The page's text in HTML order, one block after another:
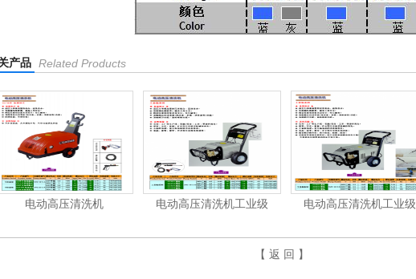
产品 Related Products
电动高压清洗机 电动高压清洗机工业级 电动高压清洗机工业级
【 返 回 】